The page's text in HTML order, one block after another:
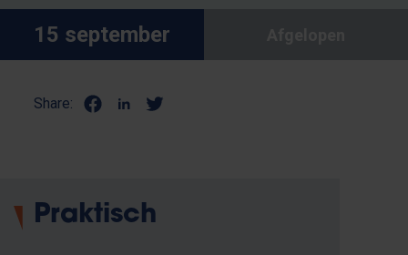
15 september
Share:
Praktisch